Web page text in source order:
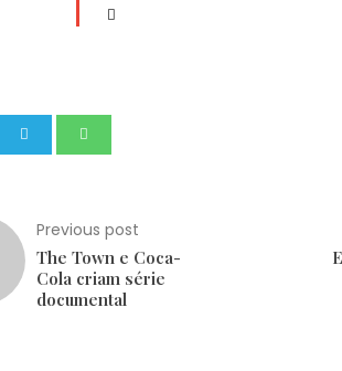
Previous post
The Town e Coca-
Cola criam série
documental